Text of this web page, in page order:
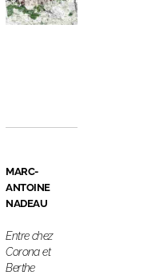
MARC-
ANTOINE
NADEAU
Entre chez
Corona et
Berthe